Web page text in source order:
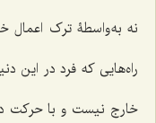
نه به‌واسطۀ ترک اعمال
راه‌هایی که فرد در این
خارج نیست و با حرکت